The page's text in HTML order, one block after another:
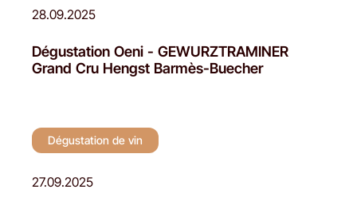
28.09.2025
Dégustation Oeni - GEWURZTRAMINER
Grand Cru Hengst Barmès-Buecher
Dégustation de vin
27.09.2025